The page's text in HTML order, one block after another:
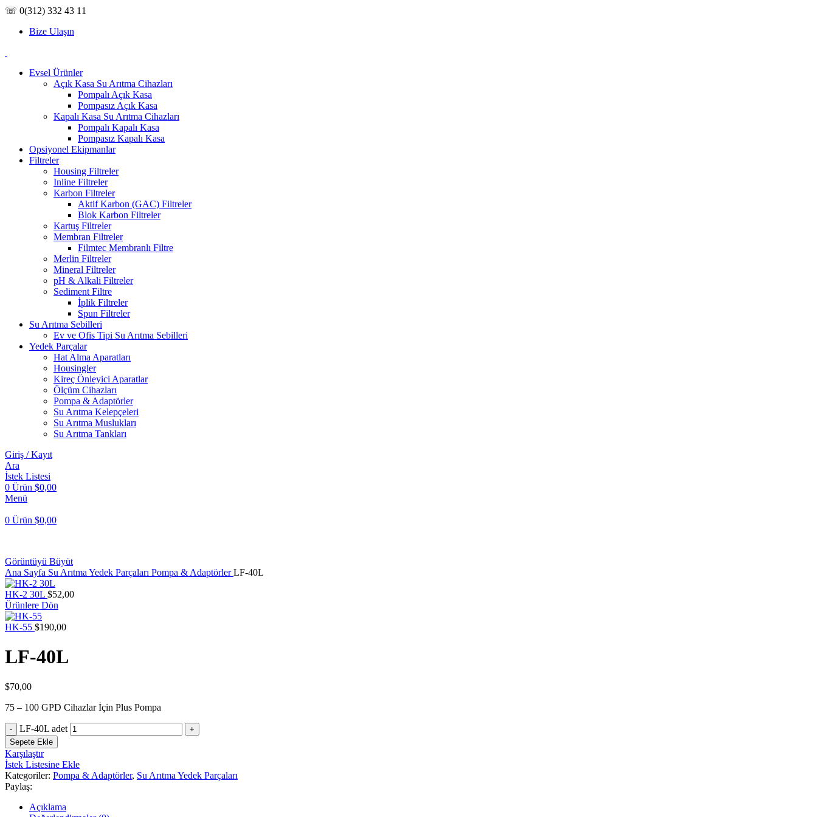
☏ 0(312) 332 43 11
Bize Ulaşın
Evsel Ürünler
Açık Kasa Su Arıtma Cihazları
Pompalı Açık Kasa
Pompasız Açık Kasa
Kapalı Kasa Su Arıtma Cihazları
Pompalı Kapalı Kasa
Pompasız Kapalı Kasa
Opsiyonel Ekipmanlar
Filtreler
Housing Filtreler
Inline Filtreler
Karbon Filtreler
Aktif Karbon (GAC) Filtreler
Blok Karbon Filtreler
Kartuş Filtreler
Membran Filtreler
Filmtec Membranlı Filtre
Merlin Filtreler
Mineral Filtreler
pH & Alkali Filtreler
Sediment Filtre
İplik Filtreler
Spun Filtreler
Su Arıtma Sebilleri
Ev ve Ofis Tipi Su Arıtma Sebilleri
Yedek Parçalar
Hat Alma Aparatları
Housingler
Kireç Önleyici Aparatlar
Ölçüm Cihazları
Pompa & Adaptörler
Su Arıtma Kelepçeleri
Su Arıtma Muslukları
Su Arıtma Tankları
Giriş / Kayıt
Ara
İstek Listesi
0 Ürün $0,00
Menü
0 Ürün $0,00
Görüntüyü Büyüt
Ana Sayfa Su Arıtma Yedek Parçaları Pompa & AdaptörlerLF-40L
HK-2 30L $52,00
Ürünlere Dön
HK-55 $190,00
LF-40L
$70,00
75 – 100 GPD Cihazlar İçin Plus Pompa
LF-40L adet
Sepete Ekle
Karşılaştır
İstek Listesine Ekle
Kategoriler: Pompa & Adaptörler, Su Arıtma Yedek Parçaları
Paylaş:
Açıklama